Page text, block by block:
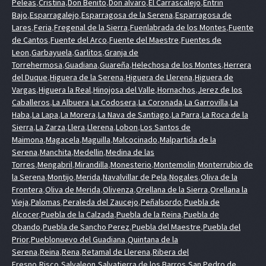
Peleas,Cristina,Don Benito,Don alvaro,El Carrascalejo,Entrin
Bajo,Esparragalejo,Esparragosa de la Serena,Esparragosa de
Lares,Feria,Fregenal de la Sierra,Fuenlabrada de los Montes,Fuente
de Cantos,Fuente del Arco,Fuente del Maestre,Fuentes de
Leon,Garbayuela,Garlitos,Granja de
Torrehermosa,Guadiana,Guareña,Helechosa de los Montes,Herrera
del Duque,Higuera de la Serena,Higuera de Llerena,Higuera de
Vargas,Higuera la Real,Hinojosa del Valle,Hornachos,Jerez de los
Caballeros,La Albuera,La Codosera,La Coronada,La Garrovilla,La
Haba,La Lapa,La Morera,La Nava de Santiago,La Parra,La Roca de la
Sierra,La Zarza,Llera,Llerena,Lobon,Los Santos de
Maimona,Magacela,Maguilla,Malcocinado,Malpartida de la
Serena,Manchita,Medellin,Medina de las
Torres,Mengabril,Mirandilla,Monesterio,Montemolin,Monterrubio de
la Serena,Montijo,Merida,Navalvillar de Pela,Nogales,Oliva de la
Frontera,Oliva de Merida,Olivenza,Orellana de la Sierra,Orellana la
Vieja,Palomas,Peraleda del Zaucejo,Peñalsordo,Puebla de
Alcocer,Puebla de la Calzada,Puebla de la Reina,Puebla de
Obando,Puebla de Sancho Perez,Puebla del Maestre,Puebla del
Prior,Pueblonuevo del Guadiana,Quintana de la
Serena,Reina,Rena,Retamal de Llerena,Ribera del